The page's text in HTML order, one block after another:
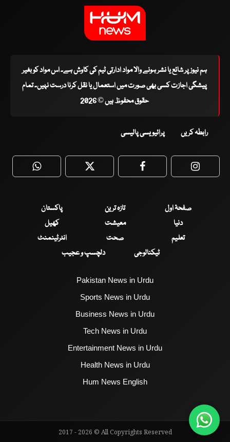
ہم نیوز پر شائع یا نشر ہونے والا مواد ادارتی ٹیم کی کاوش ہے۔ اس مواد کو بغیر
پیشگی اجازت کسی بھی صورت میں استعمال یا نقل کرنا درست نہیں۔ تمام
حقوق محفوظ ہیں © 2026
رابطہ کریں پرائیویسی پالیسی
WhatsApp Twitter Facebook
صفحۂ اول تازہ ترین
پاکستان
دنیا
معیشت
کھیل
تعلیم
صحت
انٹرٹینمنٹ
ٹیکنالوجی
دلچسپ و عجیب
Pakistan News in Urdu
Sports News in Urdu
Business News in Urdu
Tech News in Urdu
Entertainment News in Urdu
Health News in Urdu
Hum News English
2017 - 2026 © All Copyrights Reserved